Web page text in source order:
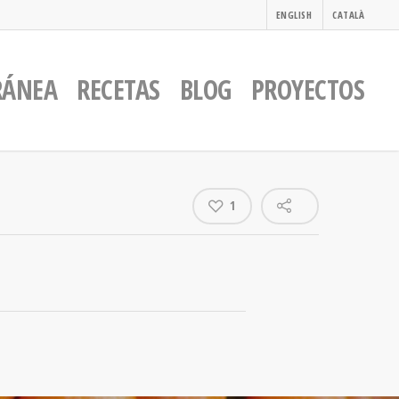
ENGLISH CATALÀ
RECETAS BLOG PROYECTOS
1